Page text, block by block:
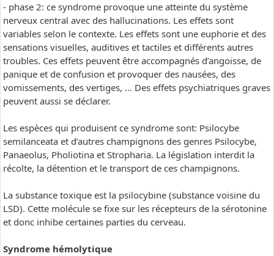
- phase 2: ce syndrome provoque une atteinte du système
nerveux central avec des hallucinations. Les effets sont
variables selon le contexte. Les effets sont une euphorie et des
sensations visuelles, auditives et tactiles et différents autres
troubles. Ces effets peuvent être accompagnés d’angoisse, de
panique et de confusion et provoquer des nausées, des
vomissements, des vertiges, … Des effets psychiatriques graves
peuvent aussi se déclarer.
Les espèces qui produisent ce syndrome sont: Psilocybe
semilanceata et d’autres champignons des genres Psilocybe,
Panaeolus, Pholiotina et Stropharia. La législation interdit la
récolte, la détention et le transport de ces champignons.
La substance toxique est la psilocybine (substance voisine du
LSD). Cette molécule se fixe sur les récepteurs de la sérotonine
et donc inhibe certaines parties du cerveau.
Syndrome hémolytique